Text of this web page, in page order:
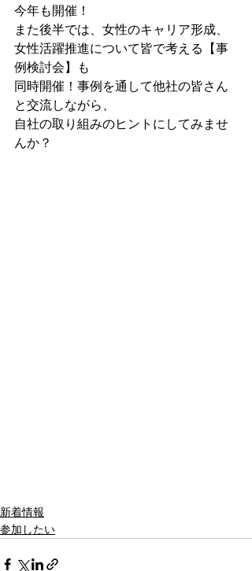
今年も開催！
また後半では、女性のキャリア形成、
女性活躍推進について皆で考える【事
例検討会】も
同時開催！事例を通して他社の皆さん
と交流しながら、
自社の取り組みのヒントにしてみませ
んか？
新着情報
参加したい